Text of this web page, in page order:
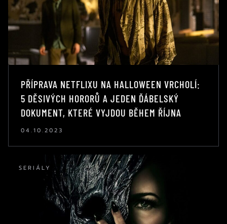
PŘÍPRAVA NETFLIXU NA HALLOWEEN VRCHOLÍ:
5 DĚSIVÝCH HORORŮ A JEDEN ĎÁBELSKÝ
DOKUMENT, KTERÉ VYJDOU BĚHEM ŘÍJNA
04.10.2023
SERIÁLY